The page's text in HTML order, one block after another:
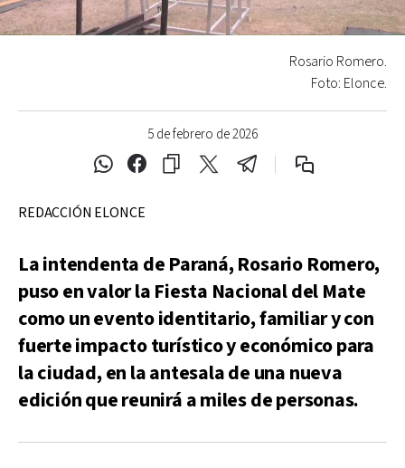
5 de febrero de 2026
Rosario Romero.
Foto: Elonce.
REDACCIÓN ELONCE
La intendenta de Paraná, Rosario Romero,
puso en valor la Fiesta Nacional del Mate
como un evento identitario, familiar y con
fuerte impacto turístico y económico para
la ciudad, en la antesala de una nueva
edición que reunirá a miles de personas.